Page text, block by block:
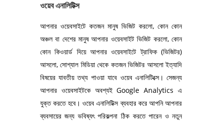
ওয়েব এনালিটিক্স
আপনার ওয়েবসাইটে কতজন মানুষ ভিজিট করলো, কোন কোন
অঞ্চল বা দেশের মানুষ আপনার ওয়েবসাইট ভিজিট করলো, কোন
কোন কিওয়ার্ড দিয়ে আপনার ওয়েবসাইটে ট্রাফিক (ভিজিটর)
আসলো, সোশ্যাল মিডিয়া থেকে কতজন ভিজিটর আসলো ইত্যাদি
বিষয়ের যাবতীয় তথ্য পাওয়া যাবে ওয়েব এনালিটিক্সে। সেজন্য
আপনার ওয়েবসাইটকে অবশ্যই Google Analytics এ
যুক্ত করতে হবে। ওয়েব এনালিটিক্স ব্যবহার করে আপনি আপনার
ব্যবসায়ের জন্য ভবিষ্যৎ পরিকল্পনা ঠিক করতে পারেন ও নতুন